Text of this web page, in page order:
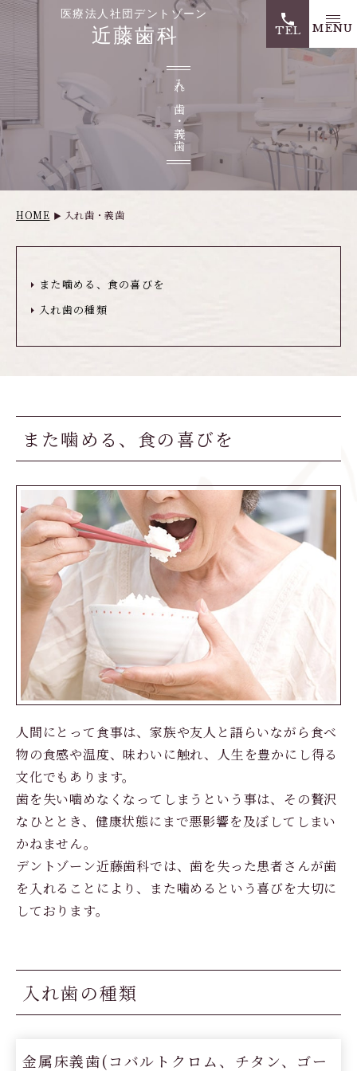
医療法人社団デントゾ
TEL
入れ歯・義歯
HOME 入れ歯・義歯
また噛める、食の喜びを
入れ歯の種類
また噛める、食の喜びを
人間にとって食事は、家族や友人と語らいながら食べ
物の食感や温度、味わいに触れ、人生を豊かにし得る
文化でもあります。
歯を失い噛めなくなってしまうという事は、その贅沢
なひととき、健康状態にまで悪影響を及ぼしてしまい
かねません。
デントゾーン近藤歯科では、歯を失った患者さんが歯
を入れることにより、また噛めるという喜びを大切に
しております。
入れ歯の種類
金属床義歯(コバルトクロム、チタン、ゴー